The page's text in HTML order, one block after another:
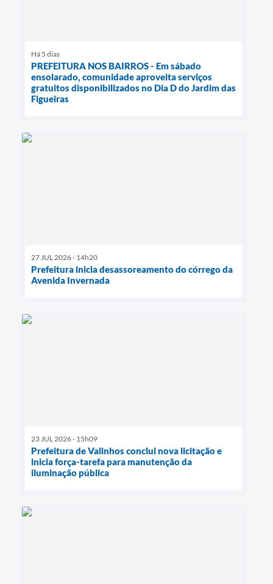
Há 5 dias
PREFEITURA NOS BAIRROS - Em sábado
ensolarado, comunidade aproveita serviços
gratuitos disponibilizados no Dia D do Jardim das
Figueiras
27 JUL 2026 - 14h20
Prefeitura inicia desassoreamento do córrego da
Avenida Invernada
23 JUL 2026 - 15h09
Prefeitura de Valinhos conclui nova licitação e
inicia força-tarefa para manutenção da
iluminação pública